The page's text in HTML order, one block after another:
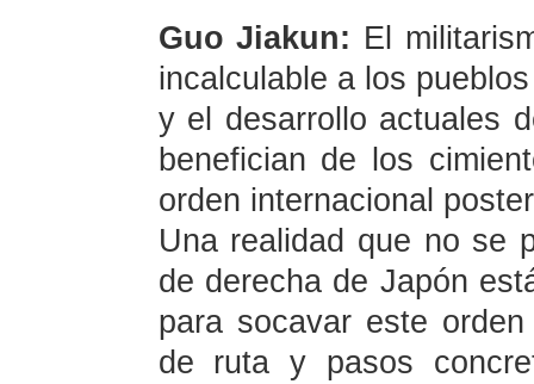
Guo Jiakun: El
incalculable a los
y el desarrollo actuales
benefician de los
orden internacional
Una realidad que no se
de derecha de Japón
para socavar este
de ruta y pasos